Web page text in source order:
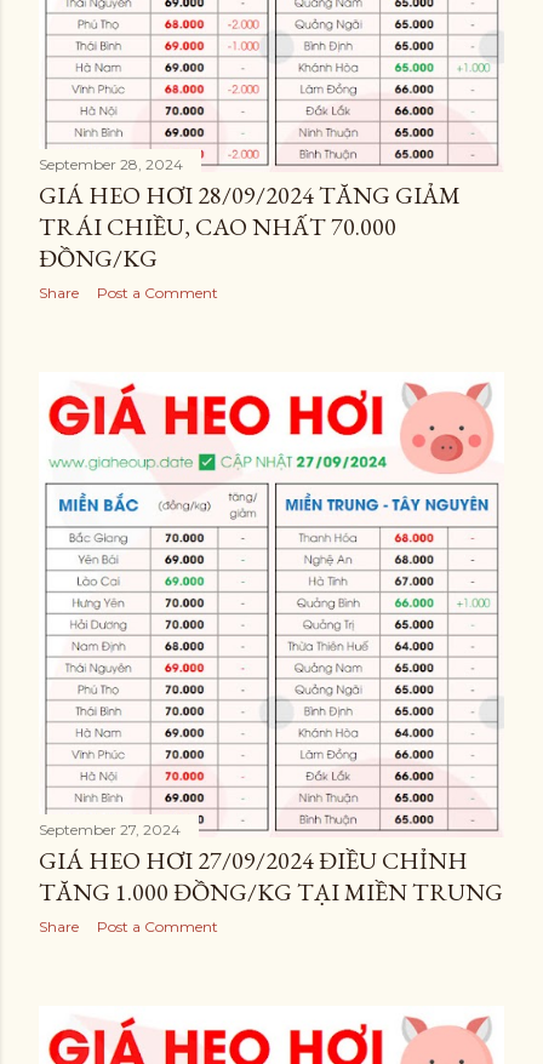
September 28, 2024
GIÁ HEO HƠI 28/09/2024 TĂNG GIẢM
TRÁI CHIỀU, CAO NHẤT 70.000
ĐỒNG/KG
Share Post a Comment
September 27, 2024
GIÁ HEO HƠI 27/09/2024 ĐIỀU CHỈNH
TĂNG 1.000 ĐỒNG/KG TẠI MIỀN TRUNG
Share Post a Comment